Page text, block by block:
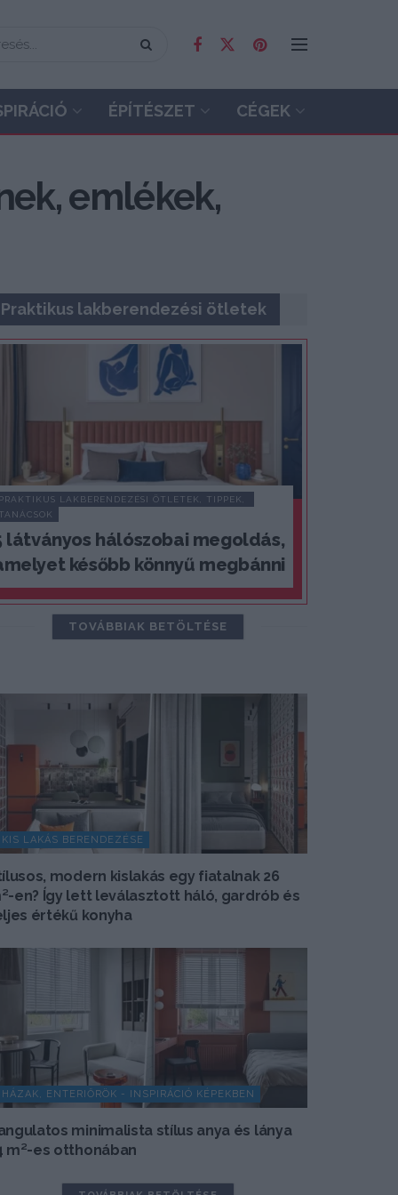
ÉPÍTÉSZET CÉGEK
emlékek,
Praktikus lakberendezési ötletek
PRAKTIKUS LAKBERENDEZÉSI ÖTLETEK, TIPPEK,
TANÁCSOK
látványos hálószobai megoldás,
később könnyű megbánni
TOVÁBBIAK BETÖLTÉSE
KIS LAKÁS BERENDEZÉSE
modern kislakás egy fiatalnak 26
en? Így lett leválasztott háló, gardrób és
értékű konyha
HÁZAK, ENTERIŐRÖK - INSPIRÁCIÓ KÉPEKBEN
minimalista stílus anya és lánya
m²-es otthonában